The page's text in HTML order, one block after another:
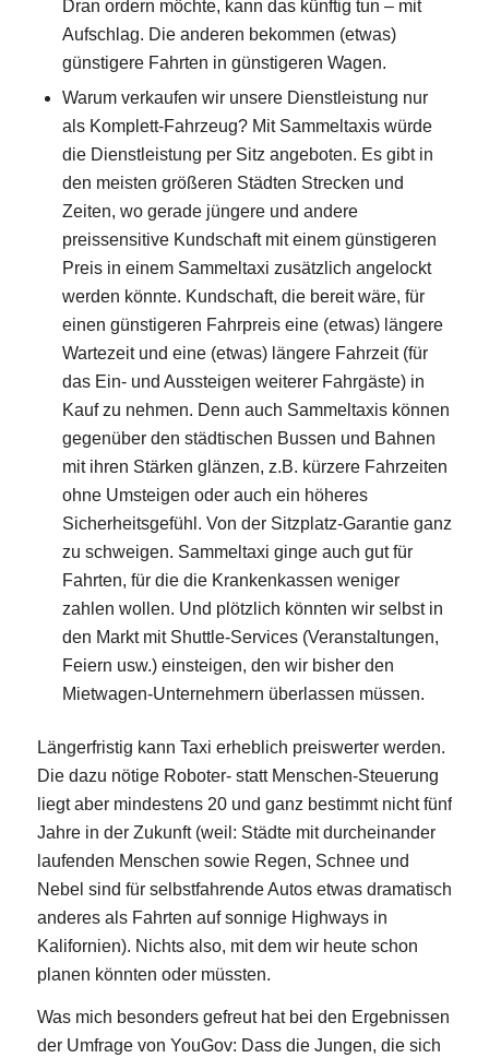
Dran ordern möchte, kann das künftig tun – mit
Aufschlag. Die anderen bekommen (etwas)
günstigere Fahrten in günstigeren Wagen.
Warum verkaufen wir unsere Dienstleistung nur
als Komplett-Fahrzeug? Mit Sammeltaxis würde
die Dienstleistung per Sitz angeboten. Es gibt in
den meisten größeren Städten Strecken und
Zeiten, wo gerade jüngere und andere
preissensitive Kundschaft mit einem günstigeren
Preis in einem Sammeltaxi zusätzlich angelockt
werden könnte. Kundschaft, die bereit wäre, für
einen günstigeren Fahrpreis eine (etwas) längere
Wartezeit und eine (etwas) längere Fahrzeit (für
das Ein- und Aussteigen weiterer Fahrgäste) in
Kauf zu nehmen. Denn auch Sammeltaxis können
gegenüber den städtischen Bussen und Bahnen
mit ihren Stärken glänzen, z.B. kürzere Fahrzeiten
ohne Umsteigen oder auch ein höheres
Sicherheitsgefühl. Von der Sitzplatz-Garantie ganz
zu schweigen. Sammeltaxi ginge auch gut für
Fahrten, für die die Krankenkassen weniger
zahlen wollen. Und plötzlich könnten wir selbst in
den Markt mit Shuttle-Services (Veranstaltungen,
Feiern usw.) einsteigen, den wir bisher den
Mietwagen-Unternehmern überlassen müssen.
Längerfristig kann Taxi erheblich preiswerter werden.
Die dazu nötige Roboter- statt Menschen-Steuerung
liegt aber mindestens 20 und ganz bestimmt nicht fünf
Jahre in der Zukunft (weil: Städte mit durcheinander
laufenden Menschen sowie Regen, Schnee und
Nebel sind für selbstfahrende Autos etwas dramatisch
anderes als Fahrten auf sonnige Highways in
Kalifornien). Nichts also, mit dem wir heute schon
planen könnten oder müssten.
Was mich besonders gefreut hat bei den Ergebnissen
der Umfrage von YouGov: Dass die Jungen, die sich